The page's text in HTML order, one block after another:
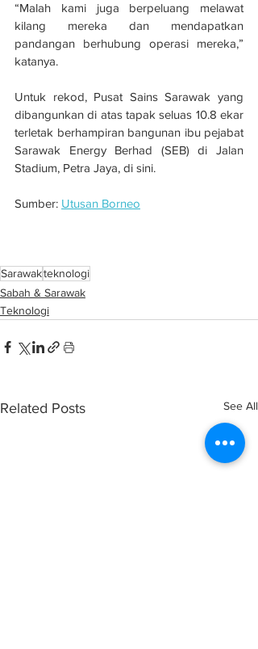
“Malah kami juga berpeluang melawat
kilang mereka dan mendapatkan
pandangan berhubung operasi mereka,”
katanya.
Untuk rekod, Pusat Sains Sarawak yang
dibangunkan di atas tapak seluas 10.8 ekar
terletak berhampiran bangunan ibu pejabat
Sarawak Energy Berhad (SEB) di Jalan
Stadium, Petra Jaya, di sini.
Sumber: Utusan Borneo
Sarawakteknologi
Sabah & Sarawak
Teknologi
Related Posts See All